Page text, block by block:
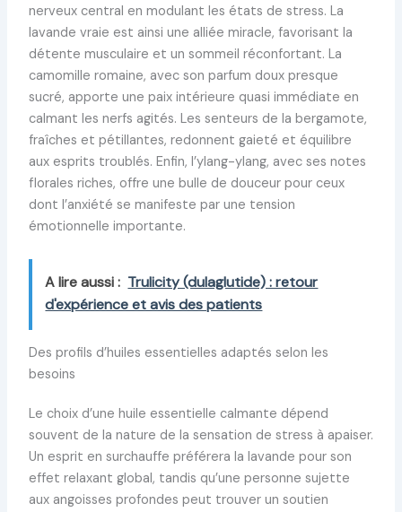
nerveux central en modulant les états de stress. La
lavande vraie est ainsi une alliée miracle, favorisant la
détente musculaire et un sommeil réconfortant. La
camomille romaine, avec son parfum doux presque
sucré, apporte une paix intérieure quasi immédiate en
calmant les nerfs agités. Les senteurs de la bergamote,
fraîches et pétillantes, redonnent gaieté et équilibre
aux esprits troublés. Enfin, l’ylang-ylang, avec ses notes
florales riches, offre une bulle de douceur pour ceux
dont l’anxiété se manifeste par une tension
émotionnelle importante.
A lire aussi : Trulicity (dulaglutide) : retour
d'expérience et avis des patients
Des profils d’huiles essentielles adaptés selon les
besoins
Le choix d’une huile essentielle calmante dépend
souvent de la nature de la sensation de stress à apaiser.
Un esprit en surchauffe préférera la lavande pour son
effet relaxant global, tandis qu’une personne sujette
aux angoisses profondes peut trouver un soutien